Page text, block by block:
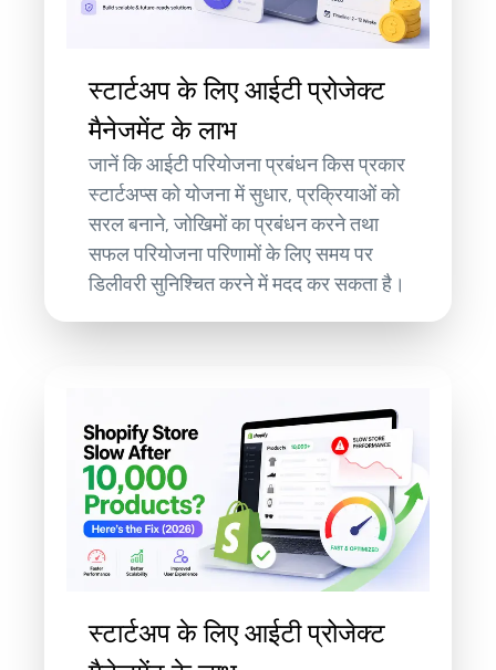
स्टार्टअप के लिए आईटी प्रोजेक्ट
मैनेजमेंट के लाभ
जानें कि आईटी परियोजना प्रबंधन किस प्रकार
स्टार्टअप्स को योजना में सुधार, प्रक्रियाओं को
सरल बनाने, जोखिमों का प्रबंधन करने तथा
सफल परियोजना परिणामों के लिए समय पर
डिलीवरी सुनिश्चित करने में मदद कर सकता है।
स्टार्टअप के लिए आईटी प्रोजेक्ट